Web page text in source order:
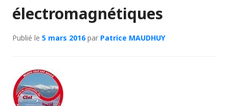
électromagnétiques
Publié le 5 mars 2016par Patrice MAUDHUY